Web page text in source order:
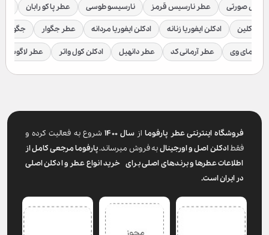
صورتی عطر نارسیس قرمز نارسیسو طوسی عطر پاکو رابان
کلین ادکلن ایفوریا زنانه ادکلن ایفوریا مردانه عطر جگوار جگوار
عطر مای وی عطر آرمانی کد عطر دانهیل ادکلن کول واتر عطر لاگوست
فروشگاه اینترنتی عطر پارفوما از سال ۱۴۰۰
شروع به فعالیت کرده و
فقطادکلن اصل و اورجینالبه فروش میرساند.پارفومامرجعی کامل از
اطلاعات عطرها و برندهای اصلی برای خرید انواع عطر و ادکلن اصلی
در ایران است.